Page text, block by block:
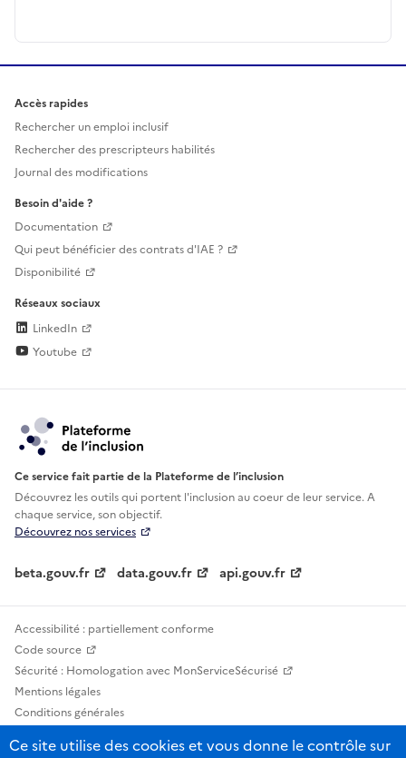
Accès rapides
Rechercher un emploi inclusif
Rechercher des prescripteurs habilités
Journal des modifications
Besoin d'aide ?
Documentation
Qui peut bénéficier des contrats d'IAE ?
Disponibilité
Réseaux sociaux
LinkedIn
Youtube
Ce service fait partie de la Plateforme de l’inclusion
Découvrez les outils qui portent l'inclusion aucoeur de leur service. A
chaque service, son objectif.
Découvrez nos services
beta.gouv.fr data.gouv.fr api.gouv.fr
Accessibilité : partiellement conforme
Code source
Sécurité : Homologation avec MonServiceSécurisé
Mentions légales
Conditions générales
Statistiques, lexiques et indicateurs
Ce site utilise des cookies et vous donne le contrôle sur